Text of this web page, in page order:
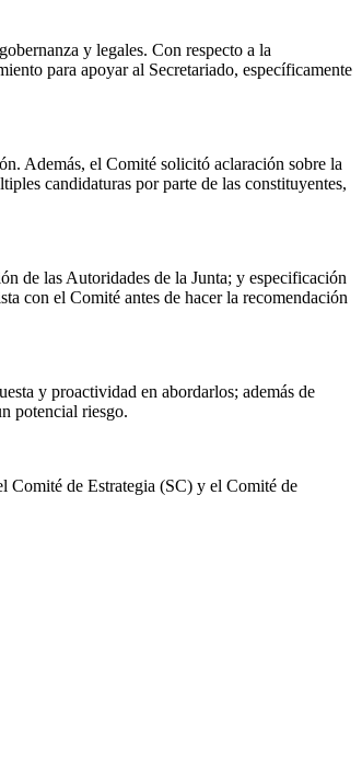
y legales. Con respecto a la
para apoyar al Secretariado, específicamente
Además, el Comité solicitó aclaración sobre la
candidaturas por parte de las constituyentes,
de las Autoridades de la Junta; y especificación
con el Comité antes de hacer la recomendación
y proactividad en abordarlos; además de
potencial riesgo.
Comité de Estrategia (SC) y el Comité de